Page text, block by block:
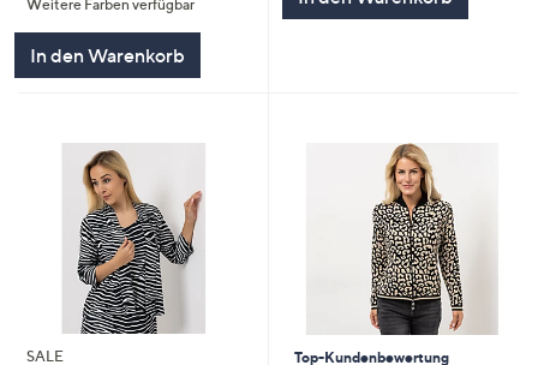
5
Weitere Farben verfügbar
In den Warenkorb
SALE
Top-Kundenbewertung